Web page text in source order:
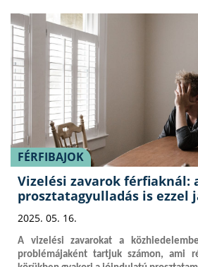
FÉRFIBAJOK
Vizelési zavarok férfiaknál:
prosztatagyulladás is ezzel
2025. 05. 16.
A vizelési zavarokat a
problémájaként tartjuk számon, ami